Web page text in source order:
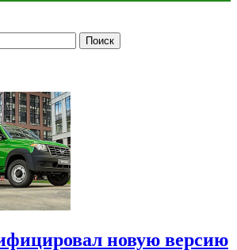
новую версию